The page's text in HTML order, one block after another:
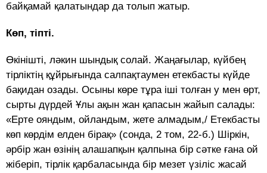
байқамай қалатындар да толып жатыр.
Көп, тіпті.
Өкінішті, ләкин шындық солай. Жаңағылар, күйбең
тірліктің құйрығында салпақтаумен етекбасты күйде
бақидан озады. Осыны көре тұра іші толған у мен өрт,
сырты дүрдей Ұлы ақын жан қапасын жайып салады:
«Ерте ояндым, ойландым, жете алмадым,/ Етекбасты
көп көрдім елден бірақ» (сонда, 2 том, 22-б.) Шіркін,
әрбір жан өзінің алашапқын қалпына бір сәтке ғана ой
жіберіп, тірлік қарбаласында бір мезет үзіліс жасай